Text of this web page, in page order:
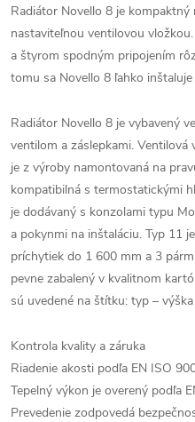
Radiátor Novello 8 je
nastaviteľnou ventilovou
a štyrom spodným pripojením
tomu sa Novello 8 ľahko
Radiátor Novello 8 je vybavený
ventilom a záslepkami. Ventilová
je z výroby namontovaná na
kompatibilná s termostatickými
je dodávaný s konzolami typu
a pokynmi na inštaláciu. Typ 11
príchytiek do 1 600 mm a 3
pevne zabalený v kvalitnom
sú uvedené na štítku: typ –
Kontrola kvality a záruka
Riadenie akosti podľa EN ISO
Tepelný výkon je overený podľa
Prevedenie zodpovedá